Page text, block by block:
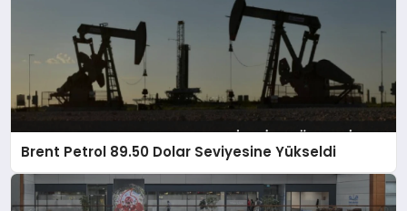
Brent Petrol 89.50 Dolar Seviyesine Yükseldi